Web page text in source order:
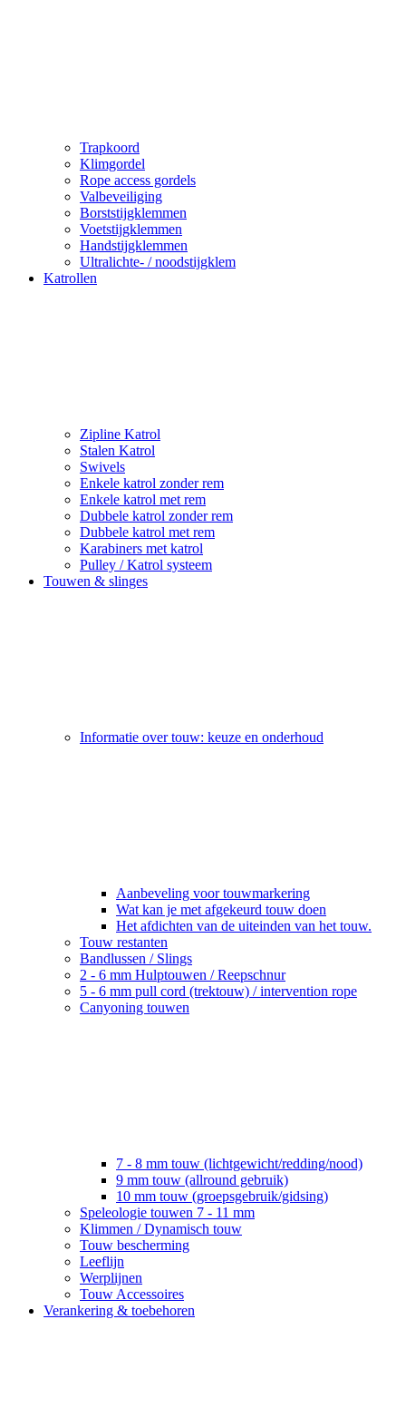
Trapkoord
Klimgordel
Rope access gordels
Valbeveiliging
Borststijgklemmen
Voetstijgklemmen
Handstijgklemmen
Ultralichte- / noodstijgklem
Katrollen
Zipline Katrol
Stalen Katrol
Swivels
Enkele katrol zonder rem
Enkele katrol met rem
Dubbele katrol zonder rem
Dubbele katrol met rem
Karabiners met katrol
Pulley / Katrol systeem
Touwen & slinges
Informatie over touw: keuze en onderhoud
Aanbeveling voor touwmarkering
Wat kan je met afgekeurd touw doen
Het afdichten van de uiteinden van het touw.
Touw restanten
Bandlussen / Slings
2 - 6 mm Hulptouwen / Reepschnur
5 - 6 mm pull cord (trektouw) / intervention rope
Canyoning touwen
7 - 8 mm touw (lichtgewicht/redding/nood)
9 mm touw (allround gebruik)
10 mm touw (groepsgebruik/gidsing)
Speleologie touwen 7 - 11 mm
Klimmen / Dynamisch touw
Touw bescherming
Leeflijn
Werplijnen
Touw Accessoires
Verankering & toebehoren